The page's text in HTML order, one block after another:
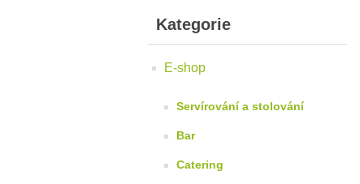
Kategorie
E-shop
Servírování a stolování
Bar
Catering